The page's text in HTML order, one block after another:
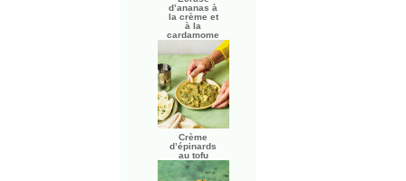
d’ananas à
la crème et
à la
cardamome
Crème
d’épinards
au tofu